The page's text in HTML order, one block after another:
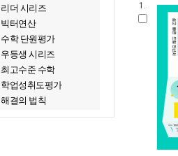
리더 시리즈
빅터연산
수학 단원평가
우등생 시리즈
최고수준 수학
학업성취도평가
해결의 법칙
1.